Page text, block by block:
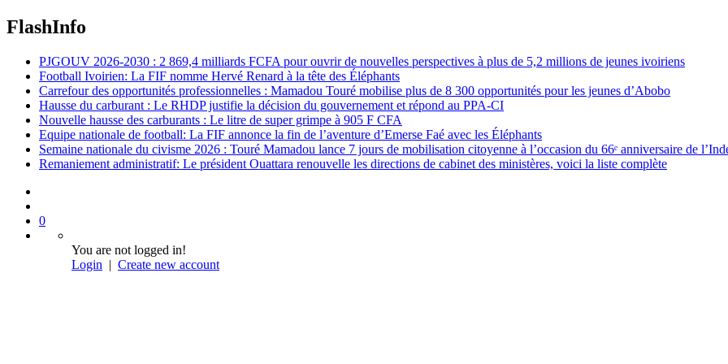
FlashInfo
PJGOUV 2026-2030 : 2 869,4 milliards FCFA pour ouvrir de nouvelles perspectives à plus de 5,2 millions de jeunes ivoiriens
Football Ivoirien: La FIF nomme Hervé Renard à la tête des Éléphants
Carrefour des opportunités professionnelles : Mamadou Touré mobilise plus de 8 300 opportunités pour les jeunes d’Abobo
Hausse du carburant : Le RHDP justifie la décision du gouvernement et répond au PPA-CI
Nouvelle hausse des carburants : Le litre de super grimpe à 905 F CFA
Equipe nationale de football: La FIF annonce la fin de l’aventure d’Emerse Faé avec les Éléphants
Semaine nationale du civisme 2026 : Touré Mamadou lance 7 jours de mobilisation citoyenne à l’occasion du 66ᵉ anniversaire de
Remaniement administratif: Le président Ouattara renouvelle les directions de cabinet des ministères, voici la liste complète
0
You are not logged in!
Login | Create new account